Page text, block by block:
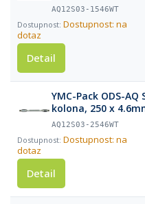
AQ12S03-1546WT
Dostupnost: na
dotaz
Detail
YMC-Pack ODS-
kolona, 250 x
AQ12S03-2546WT
Dostupnost: na
dotaz
Detail